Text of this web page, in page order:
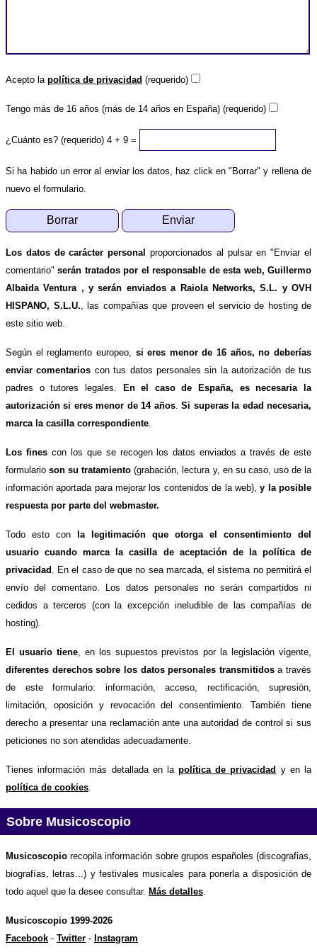
Acepto la política de privacidad (requerido)
Tengo más de 16 años (más de 14 años en España) (requerido)
¿Cuánto es? (requerido) 4 + 9 =
Si ha habido un error al enviar los datos, haz click en "Borrar" y rellena de
nuevo el formulario.
Los datos de carácter personal
proporcionados al pulsar en "Enviar el
comentario"serán tratados por el responsable de esta web, Guillermo
Albaida Ventura , y serán enviados a Raiola Networks, S.L. y OVH
HISPANO, S.L.U. , las compañías que proveen el servicio de hosting de
este sitio web.
Según el reglamento europeo, si eres menor de 16 años, no deberías
enviar comentarios con tus datos personales sin la autorización de tus
padres o tutores legales.
En el caso de España, es necesaria la
autorización si eres menor de 14 años.Si superas la edad necesaria,
marca la casilla correspondiente
Los finescon los que se recogen los datos enviados a través de este
formularioson su tratamiento (grabación, lectura y, en su caso, uso de la
información aportada para mejorar los contenidos de la web),y la posible
respuesta por parte del webmaster.
Todo esto con
la legitimación que otorga el consentimiento del
usuario cuando marca la casilla de aceptación de la política de
privacidad
. En el caso de que no sea marcada, el sistema no permitirá el
envío del comentario. Los datos personales no serán compartidos ni
cedidos a terceros (con la excepción ineludible de las compañías de
hosting).
El usuario tiene, en los supuestos previstos por la legislación vigente,
diferentes derechos sobre los datos personales transmitidosa través
de este formulario: información, acceso, rectificación, supresión,
limitación, oposición y revocación del consentimiento. También tiene
derecho a presentar una reclamación ante una autoridad de control si sus
peticiones no son atendidas adecuadamente.
Tienes información más detallada en lapolítica de privacidad y en la
política de cookies
Sobre Musicoscopio
Musicoscopio recopila información sobre grupos españoles (discografias,
biografías, letras...) y festivales musicales para ponerla a disposición de
todo aquel que la desee consultar. Más detalles.
Musicoscopio 1999-2026
Facebook - Twitter - Instagram